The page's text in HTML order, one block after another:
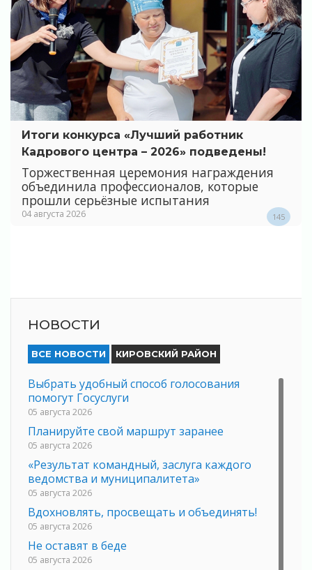
Итоги конкурса «Лучший работник
Кадрового центра – 2026» подведены!
Торжественная церемония награждения
объединила профессионалов, которые
прошли серьёзные испытания
04 августа 2026 145
НОВОСТИ
ВСЕ НОВОСТИ КИРОВСКИЙ РАЙОН
Выбрать удобный способ голосования
помогут Госуслуги
05 августа 2026
Планируйте свой маршрут заранее
05 августа 2026
«Результат командный, заслуга каждого
ведомства и муниципалитета»
05 августа 2026
Вдохновлять, просвещать и объединять!
05 августа 2026
Не оставят в беде
05 августа 2026